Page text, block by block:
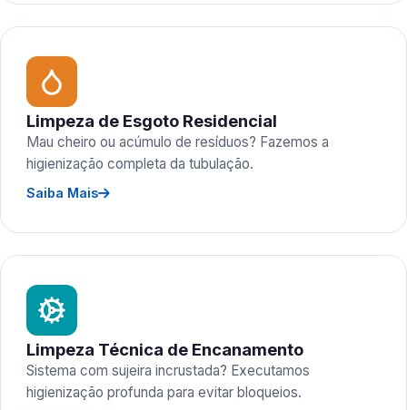
Limpeza de Esgoto Residencial
Mau cheiro ou acúmulo de resíduos? Fazemos a
higienização completa da tubulação.
Saiba Mais
Limpeza Técnica de Encanamento
Sistema com sujeira incrustada? Executamos
higienização profunda para evitar bloqueios.